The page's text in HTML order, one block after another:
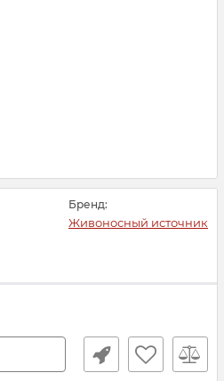
Бренд:
Живоносный источник